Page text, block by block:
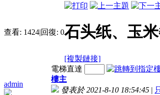
查看: 1424|回復: 0石头纸、玉
[複製鏈接]
admin
電梯直達
樓主
發表於 2021-8-10 18:54:45 |